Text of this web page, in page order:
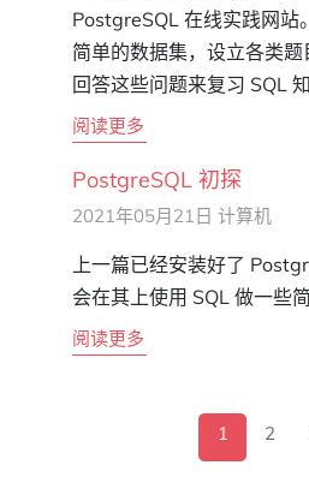
PostgreSQL 在线实践网站
简单的数据集，设立各类
回答这些问题来复习 SQL 知
阅读更多
PostgreSQL 初探
2021年05月21日 计算机
上一篇已经安装好了
会在其上使用 SQL 做一些
阅读更多
1 2